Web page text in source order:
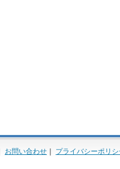
お問い合わせ プライバシーポリシ